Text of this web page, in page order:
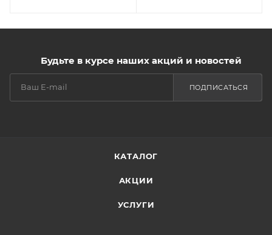
Будьте в курсе наших акций и новостей
ПОДПИСАТЬСЯ
КАТАЛОГ
АКЦИИ
УСЛУГИ